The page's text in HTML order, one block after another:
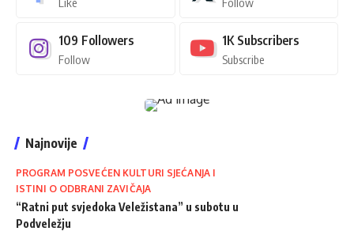
109 Followers
Follow
1K Subscribers
Subscribe
Najnovije
PROGRAM POSVEĆEN KULTURI SJEĆANJA I
ISTINI O ODBRANI ZAVIČAJA
“Ratni put svjedoka Veležistana” u subotu u
Podveležju